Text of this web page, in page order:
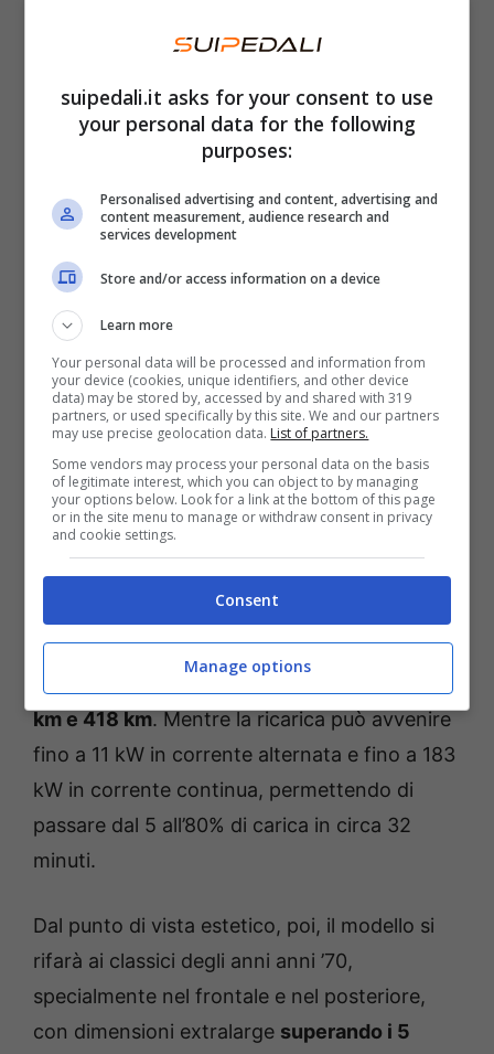
invece, la potenza arriverà fino a 680 CVe
850 Nm di coppia, con un’accelerazione da 0
a 100 km/h in 3,3 secondi e una velocità
massima di 216 km/h.
La nuova Dodge Charger Daytona – Foto credits Dodge press
Ad accomunare queste due diverse versioni
sarà la batteria da 94 kWh. Seppure questa
avrà una diversaautonomia – a seconda della
variante – che sarà rispettivamente di 510
km e 418 km. Mentre la ricarica può avvenire
fino a 11 kW in corrente alternata e fino a 183
kW in corrente continua, permettendo di
passare dal 5 all’80% di carica in circa 32
minuti.
Dal punto di vista estetico, poi, il modello si
rifarà ai classici degli anni anni ’70,
specialmente nel frontale e nel posteriore,
con dimensioni extralarge superando i 5
suipedali.it asks for your consent to use
your personal data for the following
purposes:
Personalised advertising and content, advertising and
content measurement, audience research and
services development
Store and/or access information on a device
Learn more
Your personal data will be processed and information from
your device (cookies, unique identifiers, and other device
data) may be stored by, accessed by and shared with 319
partners, or used specifically by this site. We and our partners
may use precise geolocation data. List of partners.
Some vendors may process your personal data on the basis
of legitimate interest, which you can object to by managing
your options below. Look for a link at the bottom of this page
or in the site menu to manage or withdraw consent in privacy
and cookie settings.
Consent
Manage options